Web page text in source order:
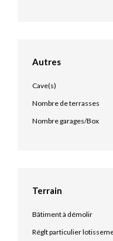
Autres
Cave(s)
Nombre de terrasses
Nombre garages/Box
Terrain
Bâtiment à démolir
Réglt particulier